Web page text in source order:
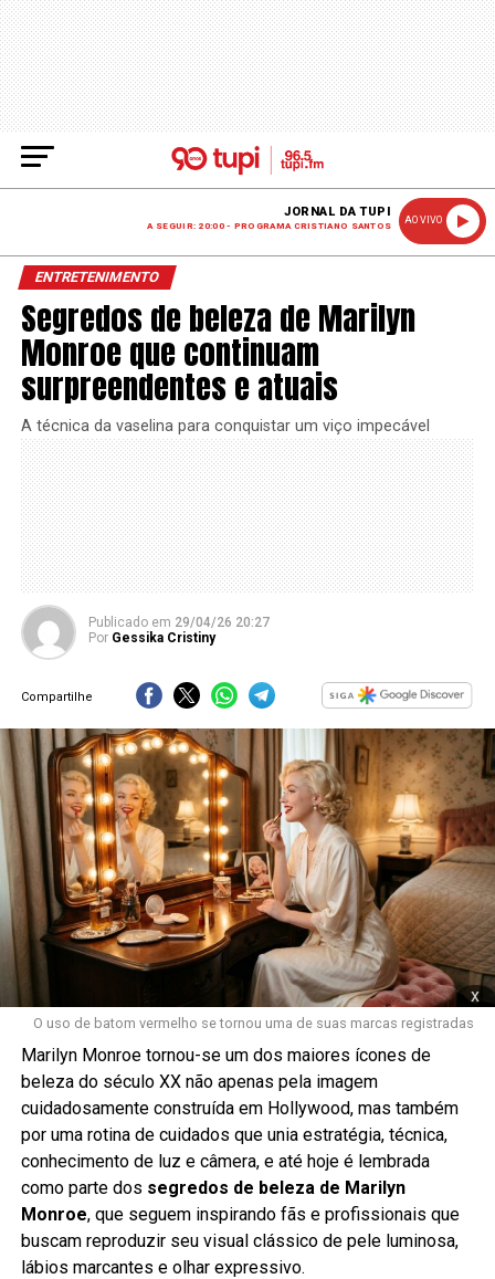
JORNAL DA TUPI
A SEGUIR: 20:00 - PROGRAMA CRISTIANO SANTOS
AO VIVO
ENTRETENIMENTO
Segredos de beleza de Marilyn
Monroe que continuam
surpreendentes e atuais
A técnica da vaselina para conquistar um viço impecável
Publicado em 29/04/26 20:27
Por Gessika Cristiny
Compartilhe
x
O uso de batom vermelho se tornou uma de suas marcas registradas
Marilyn Monroe tornou-se um dos maiores ícones de
beleza do século XX não apenas pela imagem
cuidadosamente construída em Hollywood, mas também
por uma rotina de cuidados que unia estratégia, técnica,
conhecimento de luz e câmera, e até hoje é lembrada
como parte dos segredos de beleza de Marilyn
Monroe, que seguem inspirando fãs e profissionais que
buscam reproduzir seu visual clássico de pele luminosa,
lábios marcantes e olhar expressivo.